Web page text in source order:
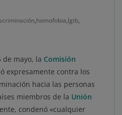
,homofobia,lgtb,
de mayo, la Comisión
expresamente contra los
hacia las personas
miembros de la Unión
condenó «cualquier